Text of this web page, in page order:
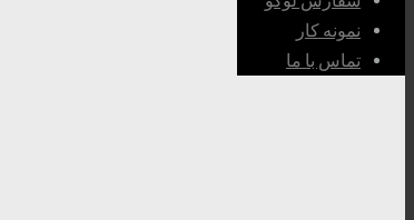
نمونه کار
تماس با ما